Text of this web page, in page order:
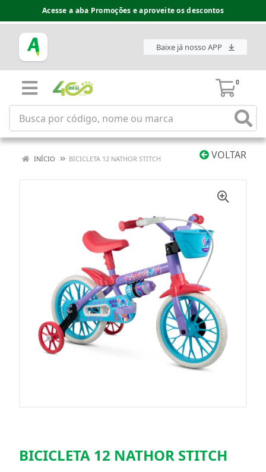
Acesse a aba Promoções e aproveite os descontos
Baixe já nosso APP
0
VOLTAR
INÍCIO BICICLETA 12 NATHOR STITCH
BICICLETA 12 NATHOR STITCH